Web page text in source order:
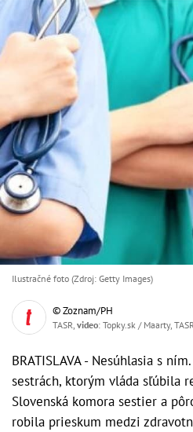
Ilustračné foto (Zdroj: Getty Images)
© Zoznam/PH
TASR, video: Topky.sk / Maarty,
BRATISLAVA - Nesúhlasia s
sestrách, ktorým vláda sľúbila
Slovenská komora sestier a
robila prieskum medzi